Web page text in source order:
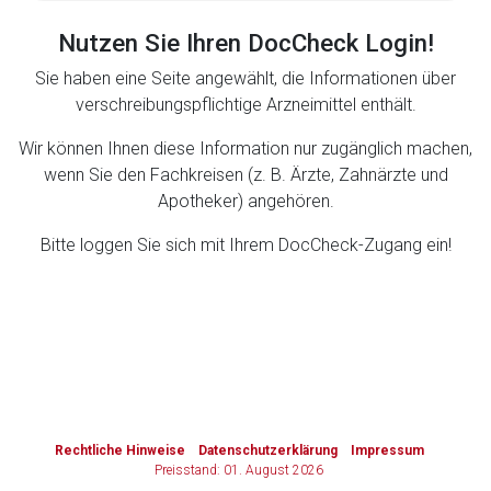
Nutzen Sie Ihren DocCheck Login!
Sie haben eine Seite angewählt, die Informationen über
verschreibungspflichtige Arzneimittel enthält.
Wir können Ihnen diese Information nur zugänglich machen,
wenn Sie den Fachkreisen (z. B. Ärzte, Zahnärzte und
Apotheker) angehören.
Bitte loggen Sie sich mit Ihrem DocCheck-Zugang ein!
Rechtliche Hinweise Datenschutzerklärung
Impressum
Preisstand: 01. August 2026
Zurück zur rote-liste.de Zur Seite